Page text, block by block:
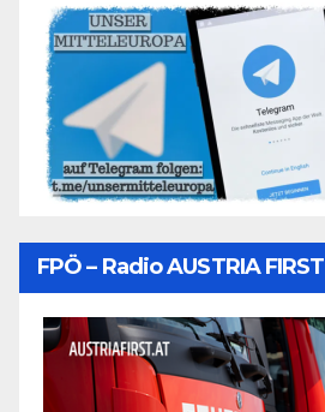
FPÖ – Radio AUSTRIA FIRST